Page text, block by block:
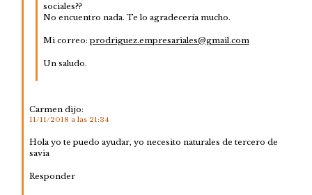
sociales??
No encuentro nada. Te lo agradecería mucho.
Mi correo:prodriguez.empresariales@gmail.com
Un saludo.
Carmen dijo:
11/11/2018 a las 21:34
Hola yo te puedo ayudar, yo necesito naturales de tercero de
savia
Responder